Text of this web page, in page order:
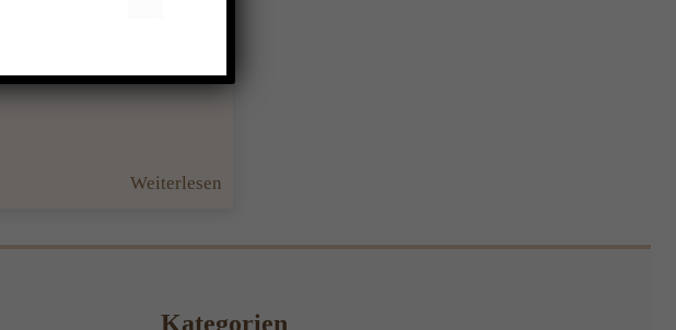
während der Lernzeit
Weiterlesen
Kategorien